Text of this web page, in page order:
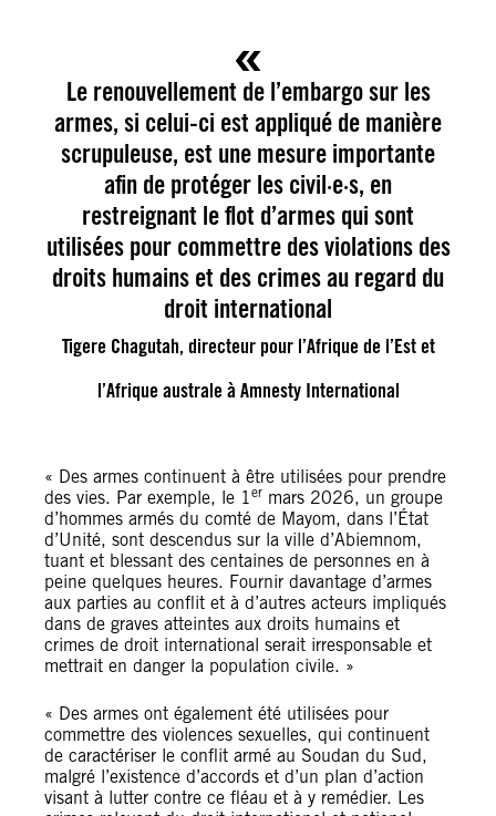
Le renouvellement de l’embargo sur les
armes, si celui-ci est appliqué de manière
scrupuleuse, est une mesure importante
afin de protéger les civil·e·s, en
restreignant le flot d’armes qui sont
utilisées pour commettre des violations des
droits humains et des crimes au regard du
droit international
Tigere Chagutah, directeur pour l’Afrique de l’Est et
l’Afrique australe à Amnesty International
« Des armes continuent à être utilisées pour prendre
des vies. Par exemple, le 1er mars 2026, un groupe
d’hommes armés du comté de Mayom, dans l’État
d’Unité, sont descendus sur la ville d’Abiemnom,
tuant et blessant des centaines de personnes en à
peine quelques heures. Fournir davantage d’armes
aux parties au conflit et à d’autres acteurs impliqués
dans de graves atteintes aux droits humains et
crimes de droit international serait irresponsable et
mettrait en danger la population civile. »
« Des armes ont également été utilisées pour
commettre des violences sexuelles, qui continuent
de caractériser le conflit armé au Soudan du Sud,
malgré l’existence d’accords et d’un plan d’action
visant à lutter contre ce fléau et à y remédier. Les